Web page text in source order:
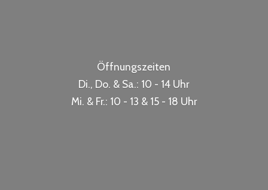
Öffnungszeiten
Di., Do. & Sa.: 10 - 14 Uhr
Mi. & Fr.: 10 - 13 & 15 - 18 Uhr